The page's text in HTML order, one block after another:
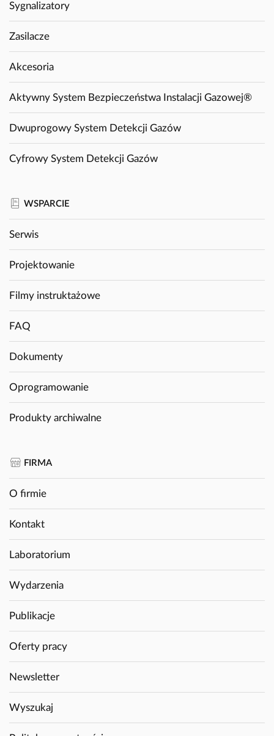
Sygnalizatory
Zasilacze
Akcesoria
Aktywny System Bezpieczeństwa Instalacji Gazowej®
Dwuprogowy System Detekcji Gazów
Cyfrowy System Detekcji Gazów
WSPARCIE
Serwis
Projektowanie
Filmy instruktażowe
FAQ
Dokumenty
Oprogramowanie
Produkty archiwalne
FIRMA
O firmie
Kontakt
Laboratorium
Wydarzenia
Publikacje
Oferty pracy
Newsletter
Wyszukaj